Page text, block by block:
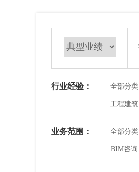
行业经验： 全部分类
工程建筑
业务范围： 全部分类
BIM咨询